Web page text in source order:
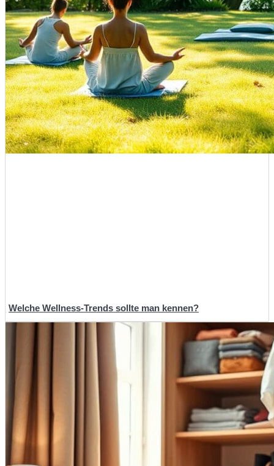
Welche Wellness-Trends sollte man kennen?